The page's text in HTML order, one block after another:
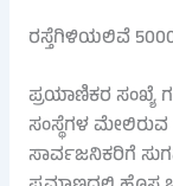
ರಸ್ತೆಗಿಳಿಯಲಿವೆ
ಪ್ರಯಾಣಿಕರ ಸಂಖ್ಯೆ
ಸಂಸ್ಥೆಗಳ
ಸಾರ್ವಜನಿಕರಿಗೆ